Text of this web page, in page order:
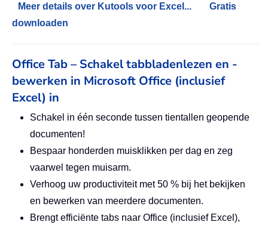
Meer details over Kutools voor Excel...
Gratis
downloaden
Office Tab – Schakel tabbladenlezen en -
bewerken in Microsoft Office (inclusief
Excel) in
Schakel in één seconde tussen tientallen geopende
documenten!
Bespaar honderden muisklikken per dag en zeg
vaarwel tegen muisarm.
Verhoog uw productiviteit met 50 % bij het bekijken
en bewerken van meerdere documenten.
Brengt efficiënte tabs naar Office (inclusief Excel),